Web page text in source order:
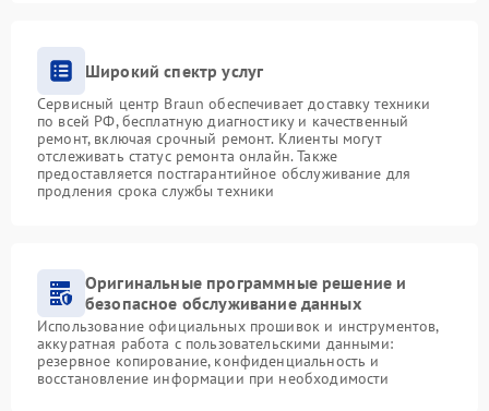
Широкий спектр услуг
Сервисный центр Braun обеспечивает доставку техники
по всей РФ, бесплатную диагностику и качественный
ремонт, включая срочный ремонт. Клиенты могут
отслеживать статус ремонта онлайн. Также
предоставляется постгарантийное обслуживание для
продления срока службы техники
Оригинальные программные решение и
безопасное обслуживание данных
Использование официальных прошивок и инструментов,
аккуратная работа с пользовательскими данными:
резервное копирование, конфиденциальность и
восстановление информации при необходимости